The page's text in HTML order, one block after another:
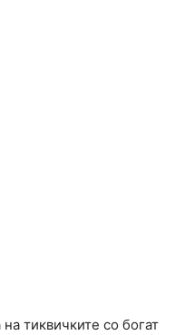
тиквичките со богат